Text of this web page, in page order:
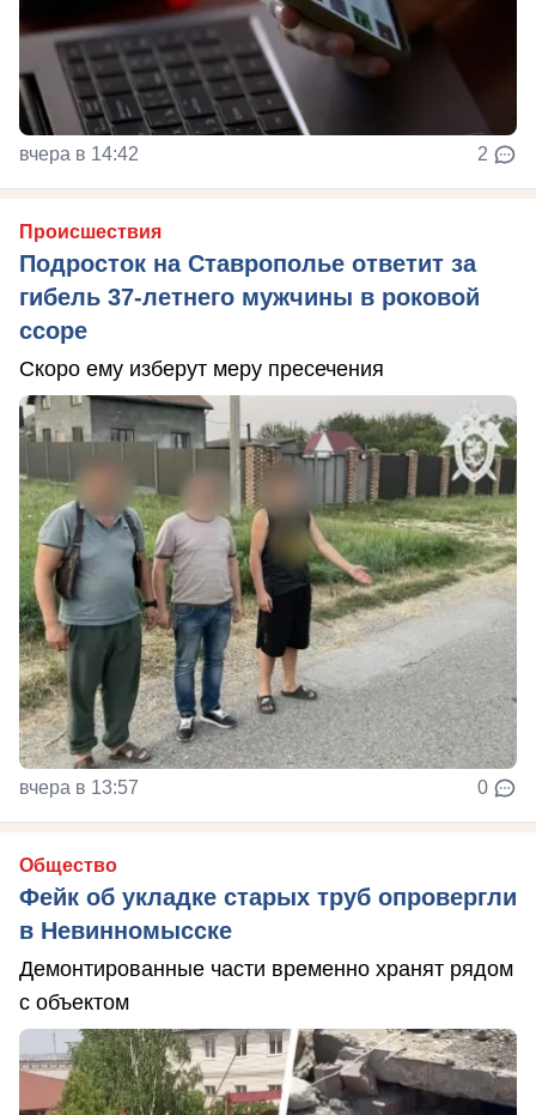
вчера в 14:42 2
Происшествия
Подросток на Ставрополье ответит за
гибель 37-летнего мужчины в роковой
ссоре
Скоро ему изберут меру пресечения
вчера в 13:57 0
Общество
Фейк об укладке старых труб опровергли
в Невинномысске
Демонтированные части временно хранят рядом
с объектом